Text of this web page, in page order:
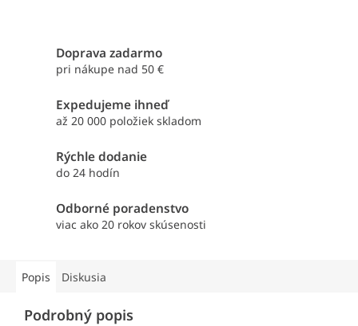
Doprava zadarmo
pri nákupe nad 50 €
Expedujeme ihneď
až 20 000 položiek skladom
Rýchle dodanie
do 24 hodín
Odborné poradenstvo
viac ako 20 rokov skúsenosti
Popis Diskusia
Podrobný popis